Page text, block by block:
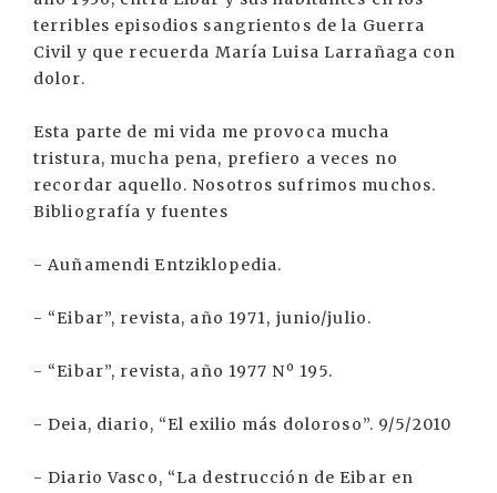
terribles episodios sangrientos de la Guerra
Civil y que recuerda María Luisa Larrañaga con
dolor.
Esta parte de mi vida me provoca mucha
tristura, mucha pena, prefiero a veces no
recordar aquello. Nosotros sufrimos muchos.
Bibliografía y fuentes
- Auñamendi Entziklopedia.
- “Eibar”, revista, año 1971, junio/julio.
- “Eibar”, revista, año 1977 Nº 195.
- Deia, diario, “El exilio más doloroso”. 9/5/2010
- Diario Vasco, “La destrucción de Eibar en